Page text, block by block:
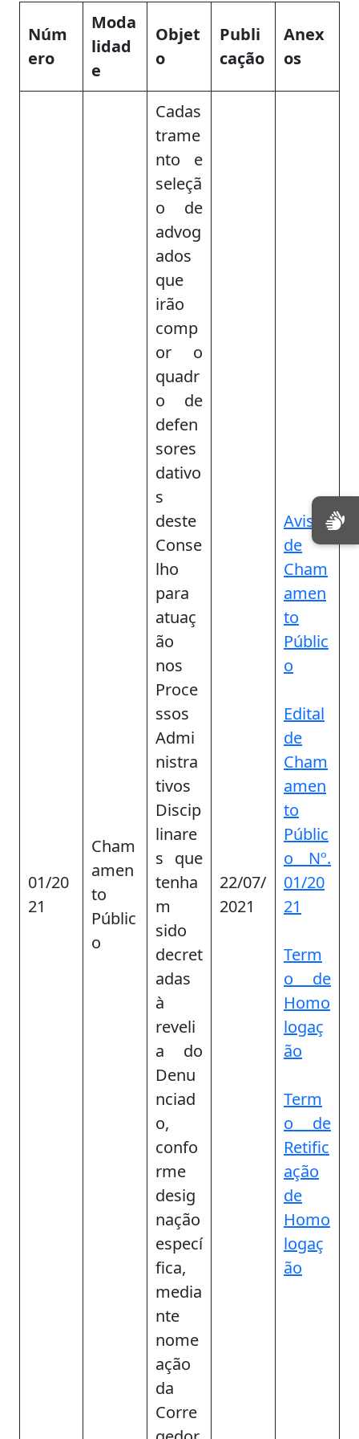
Núm
ero
Moda
lidad
e
Objet
o
Publi
cação
Anex
os
01/20
21
Cham
amen
to
Públic
o
Cadas
trame
nto e
seleçã
o de
advog
ados
que
irão
comp
or o
quadr
o de
defen
sores
dativo
s
deste
Conse
lho
para
atuaç
ão
nos
Proce
ssos
Admi
nistra
tivos
Discip
linare
s que
tenha
m
sido
decret
adas
à
reveli
a do
Denu
nciad
o,
confo
rme
desig
nação
especí
fica,
media
nte
nome
ação
da
Corre
22/07/
2021
Aviso
de
Cham
amen
to
Públic
o
Edital
de
Cham
amen
to
Públic
o Nº.
01/20
21
Term
o de
Homo
logaç
ão
Term
o de
Retific
ação
de
Homo
logaç
ão